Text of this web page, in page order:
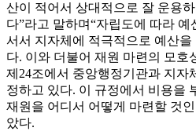
산이 적어서 상대적으로 잘 운용
다”라고 말하며“자립도에 따라
서서 지자체에 적극적으로 예산을
다. 이와 더불어 재원 마련의 모호
제24조에서 중앙행정기관과 지자
정하고 있다. 이 규정에서 비용을
재원을 어디서 어떻게 마련할 것
았다.